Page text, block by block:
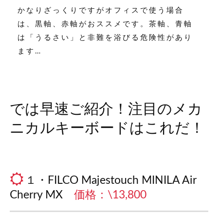
かなりざっくりですがオフィスで使う場合
は、黒軸、赤軸がおススメです。茶軸、青軸
は「うるさい」と非難を浴びる危険性があり
ます…
では早速ご紹介！注目のメカ
ニカルキーボードはこれだ！
１・FILCO Majestouch MINILA Air
Cherry MX 価格：\13,800